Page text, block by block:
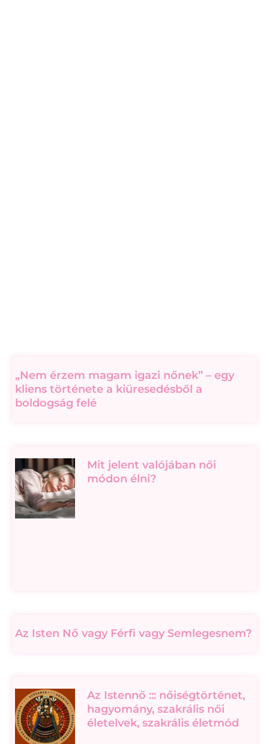
„Nem érzem magam igazi nőnek” – egy
kliens története a kiüresedésből a
boldogság felé
Mit jelent valójában női
módon élni?
Az Isten Nő vagy Férfi vagy Semlegesnem?
Az Istennő ::: nőiségtörténet,
hagyomány, szakrális női
életelvek, szakrális életmód